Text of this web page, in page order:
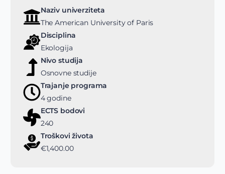
Naziv univerziteta
The American University of Paris
Disciplina
Ekologija
Nivo studija
Osnovne studije
Trajanje programa
4 godine
ECTS bodovi
240
Troškovi života
€1,400.00